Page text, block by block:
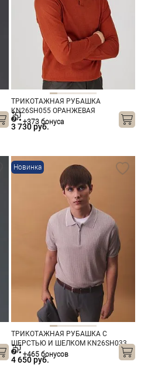
ТРИКОТАЖНАЯ РУБАШКА
KN26SH055 ОРАНЖЕВАЯ
3 730 руб.
+373 бонуса
Новинка
ТРИКОТАЖНАЯ РУБАШКА С
ШЕРСТЬЮ И ШЕЛКОМ KN26SH033
СЕРАЯ
4 650 руб.
+465 бонусов